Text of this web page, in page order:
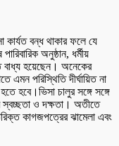
বন্ধ থাকার ফলে যে
অনুষ্ঠান, ধর্মীয়
বাধ্য হয়েছেন। অনেকের
এমন পরিস্থিতি দীর্ঘায়িত না
হবে।ভিসা চালুর সঙ্গে সঙ্গে
স্বচ্ছতা ও দক্ষতা। অতীতে
কাগজপত্রের ঝামেলা এবং